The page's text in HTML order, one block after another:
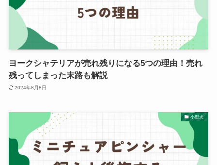
ヨークシャテリアが売れ残りになる5つの理由！売れ
残ってしまった末路も解説
2024年8月8日
小型犬